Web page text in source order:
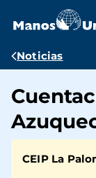
contenido
Ruta
Noticias
CEIP La